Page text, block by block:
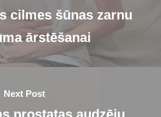
cilmes šūnas zarnu
ārstēšanai
Next Post